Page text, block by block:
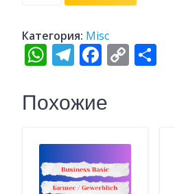
Estate
Business
Basic
Категория: Misc
WhatsApp
Telegram
Copy
Похожие